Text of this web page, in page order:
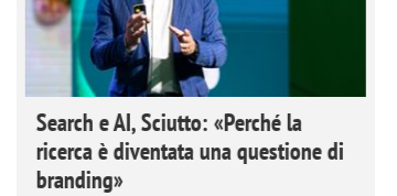
Search e AI, Sciutto: «Perché la
ricerca è diventata una questione di
branding»